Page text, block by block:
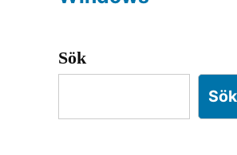
Sök
Sök